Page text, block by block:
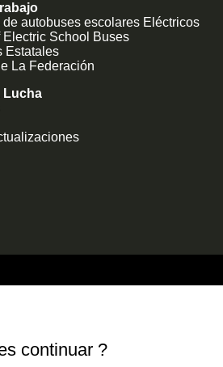
de autobuses escolares Eléctricos
Electric School Buses
Estatales
La Federación
Lucha
continuar ?